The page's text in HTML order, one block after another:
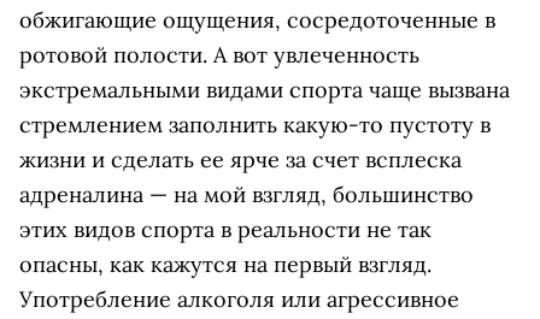
обжигающие ощущения, сосредоточенные в
ротовой полости. А вот увлеченность
экстремальными видами спорта чаще вызвана
стремлением заполнить какую-то пустоту в
жизни и сделать ее ярче за счет всплеска
адреналина — на мой взгляд, большинство
этих видов спорта в реальности не так
опасны, как кажутся на первый взгляд.
Употребление алкоголя или агрессивное